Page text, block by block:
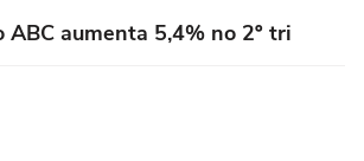
ABC aumenta 5,4% no 2º tri